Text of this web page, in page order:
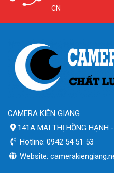
CN
CAMERA KIÊN GIANG
141A MAI THỊ HỒNG HẠNH
Hotline: 0942 54 51 53
Website: